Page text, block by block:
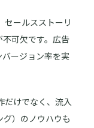
セールスストーリ
可欠です。広告
ージョン率を実
だけでなく、流入
）のノウハウも